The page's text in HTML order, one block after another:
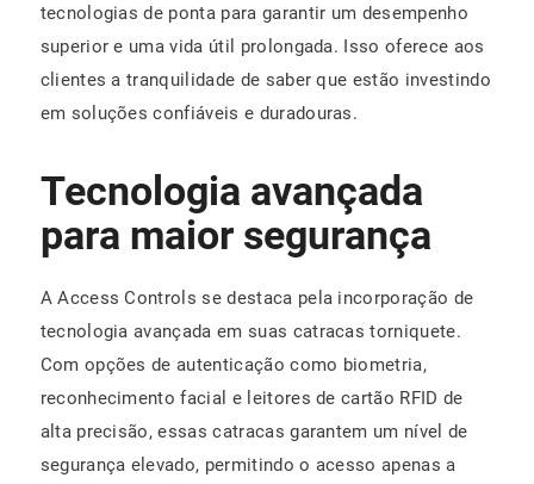
tecnologias de ponta para garantir um desempenho
superior e uma vida útil prolongada. Isso oferece aos
clientes a tranquilidade de saber que estão investindo
em soluções confiáveis e duradouras.
Tecnologia avançada
para maior segurança
A Access Controls se destaca pela incorporação de
tecnologia avançada em suas catracas torniquete.
Com opções de autenticação como biometria,
reconhecimento facial e leitores de cartão RFID de
alta precisão, essas catracas garantem um nível de
segurança elevado, permitindo o acesso apenas a